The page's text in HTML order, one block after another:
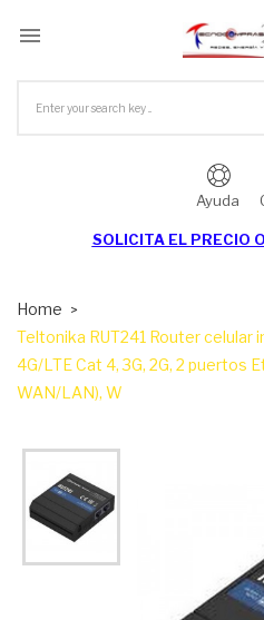

Ayuda
SOLICITA EL PRECIO
Home
Teltonika RUT241 Router celular
4G/LTE Cat 4, 3G, 2G, 2 puertos
WAN/LAN), W